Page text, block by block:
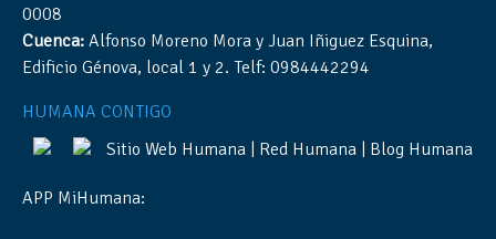
0008
Cuenca: Alfonso Moreno Mora y Juan Iñiguez Esquina,
Edificio Génova, local 1 y 2. Telf: 0984442294
HUMANA CONTIGO
Sitio Web Humana | Red Humana | Blog Humana
APP MiHumana: